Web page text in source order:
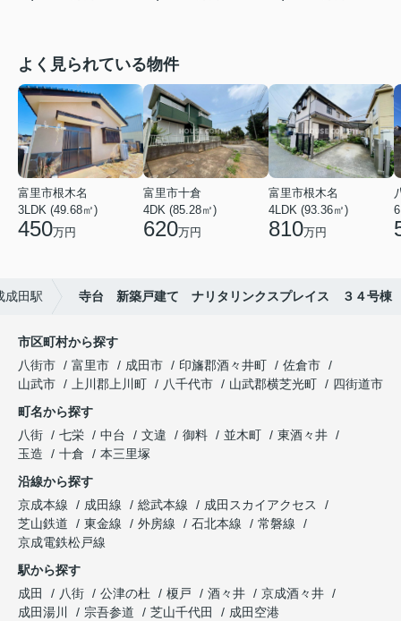
よく見られている物件
富里市根木名
3LDK (49.68㎡)
450万円
富里市十倉
4DK (85.28㎡)
620万円
富里市根木名
4LDK (93.36㎡)
810万円
成田駅 寺台 新築戸建て ナリタリンクスプレイス ３４号棟
市区町村から探す
八街市
富里市 成田市 印旛郡酒々井町
佐倉市
山武市
上川郡上川町 八千代市 山武郡横芝光町
四街道市
町名から探す
八街
七栄 中台 文違 御料 並木町
東酒々井
玉造
十倉
本三里塚
沿線から探す
京成本線
成田線 総武本線
成田スカイアクセス
芝山鉄道
東金線 外房線 石北本線
常磐線
京成電鉄松戸線
駅から探す
成田
八街 公津の杜 榎戸 酒々井
京成酒々井
成田湯川
宗吾参道 芝山千代田 成田空港